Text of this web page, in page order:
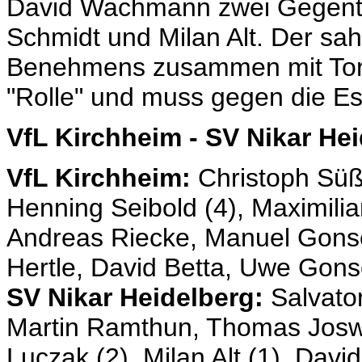
David Wachmann zwei
Schmidt und Milan Alt. Der
Benehmens zusammen mit
"Rolle" und muss gegen die
VfL Kirchheim - SV Nikar
VfL Kirchheim: Christoph
Henning Seibold (4),
Andreas Riecke, Manuel
Hertle, David Betta, Uwe
SV Nikar Heidelberg:
Martin Ramthun, Thomas